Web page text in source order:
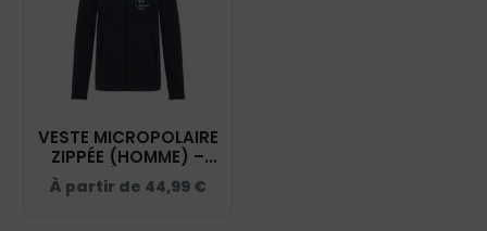
VESTE MICROPOLAIRE
ZIPPÉE (HOMME) –
CENTRE ÉQUESTRE DU
PARC - NAVY – K911
À partir de 44,99 €